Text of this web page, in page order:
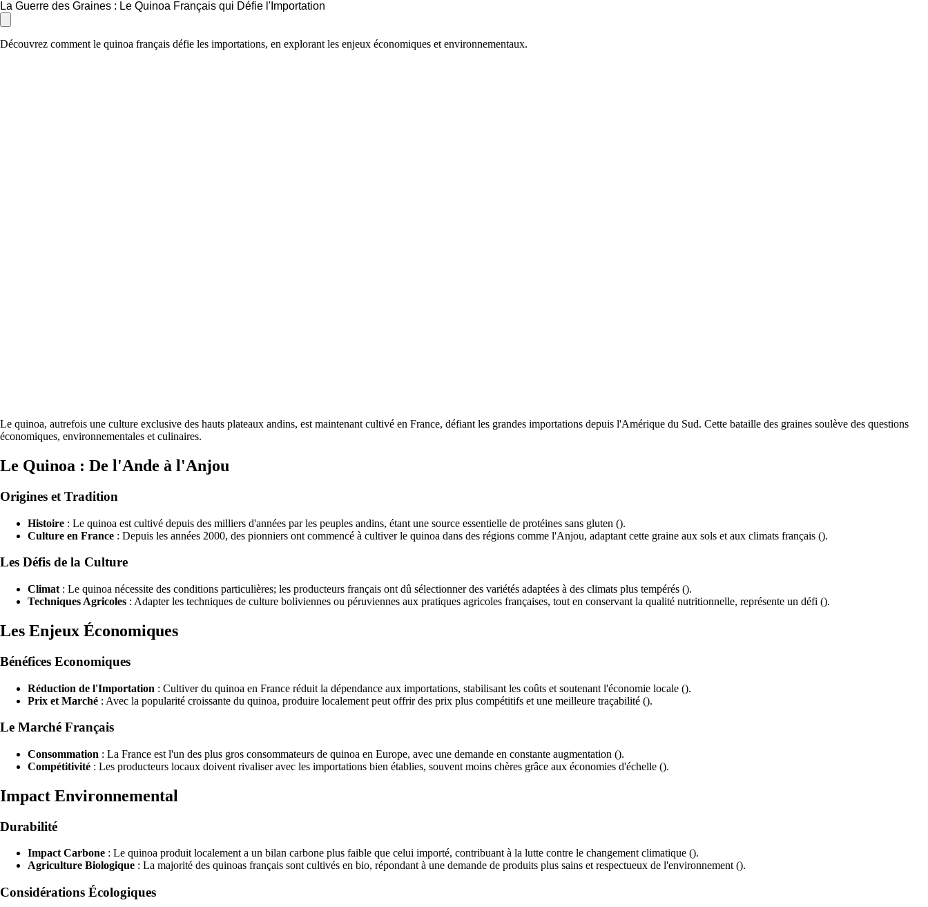
La Guerre des Graines : Le Quinoa Français qui Défie l'Importation
Découvrez comment le quinoa français défie les importations, en explorant les enjeux économiques et environnementaux.
Le quinoa, autrefois une culture exclusive des hauts plateaux andins, est maintenant cultivé en France, défiant les grandes importations depuis l'Amérique du Sud. Cette bataille des graines soulève des questions
économiques, environnementales et culinaires.
Le Quinoa : De l'Ande à l'Anjou
Origines et Tradition
Histoire : Le quinoa est cultivé depuis des milliers d'années par les peuples andins, étant une source essentielle de protéines sans gluten ().
Culture en France : Depuis les années 2000, des pionniers ont commencé à cultiver le quinoa dans des régions comme l'Anjou, adaptant cette graine aux sols et aux climats français ().
Les Défis de la Culture
Climat : Le quinoa nécessite des conditions particulières; les producteurs français ont dû sélectionner des variétés adaptées à des climats plus tempérés ().
Techniques Agricoles : Adapter les techniques de culture boliviennes ou péruviennes aux pratiques agricoles françaises, tout en conservant la qualité nutritionnelle, représente un défi ().
Les Enjeux Économiques
Bénéfices Economiques
Réduction de l'Importation : Cultiver du quinoa en France réduit la dépendance aux importations, stabilisant les coûts et soutenant l'économie locale ().
Prix et Marché : Avec la popularité croissante du quinoa, produire localement peut offrir des prix plus compétitifs et une meilleure traçabilité ().
Le Marché Français
Consommation : La France est l'un des plus gros consommateurs de quinoa en Europe, avec une demande en constante augmentation ().
Compétitivité : Les producteurs locaux doivent rivaliser avec les importations bien établies, souvent moins chères grâce aux économies d'échelle ().
Impact Environnemental
Durabilité
Impact Carbone : Le quinoa produit localement a un bilan carbone plus faible que celui importé, contribuant à la lutte contre le changement climatique ().
Agriculture Biologique : La majorité des quinoas français sont cultivés en bio, répondant à une demande de produits plus sains et respectueux de l'environnement ().
Considérations Écologiques